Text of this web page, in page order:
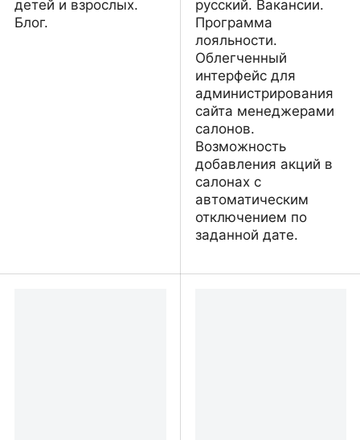
детей и взрослых.
Блог.
русский. Вакансии.
Программа
лояльности.
Облегченный
интерфейс для
администрирования
сайта менеджерами
салонов.
Возможность
добавления акций в
салонах с
автоматическим
отключением по
заданной дате.